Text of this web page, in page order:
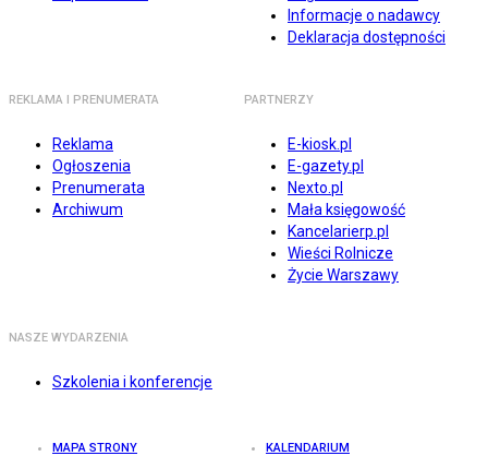
Informacje o nadawcy
Deklaracja dostępności
REKLAMA I PRENUMERATA
Reklama
Ogłoszenia
Prenumerata
Archiwum
PARTNERZY
E-kiosk.pl
E-gazety.pl
Nexto.pl
Mała księgowość
Kancelarierp.pl
Wieści Rolnicze
Życie Warszawy
NASZE WYDARZENIA
Szkolenia i konferencje
MAPA STRONY KALENDARIUM